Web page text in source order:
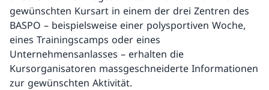
gewünschten Kursart in einem der drei Zentren des
BASPO – beispielsweise einer polysportiven Woche,
eines Trainingscamps oder eines
Unternehmensanlasses – erhalten die
Kursorganisatoren massgeschneiderte Informationen
zur gewünschten Aktivität.